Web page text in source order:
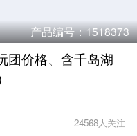
产品编号：1518373
团价格、含千岛湖
24568人关注